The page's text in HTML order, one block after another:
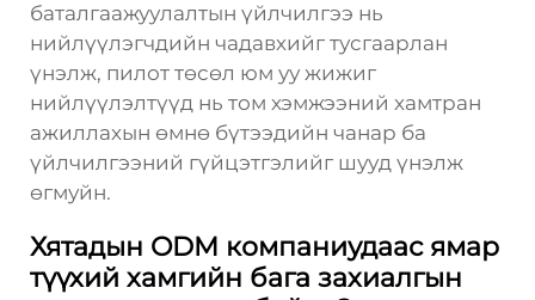
баталгаажуулалтын үйлчилгээ нь
нийлүүлэгчдийн чадавхийг тусгаарлан
үнэлж, пилот төсөл юм уу жижиг
нийлүүлэлтүүд нь том хэмжээний хамтран
ажиллахын өмнө бүтээдийн чанар ба
үйлчилгээний гүйцэтгэлийг шууд үнэлж
өгмуйн.
Хятадын ODM компаниудаас ямар
түүхий хамгийн бага захиалгын